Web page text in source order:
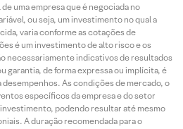
uma empresa que é negociada no
ou seja, um investimento no qual a
varia conforme as cotações de
é um investimento de alto risco e os
necessariamente indicativos de resultados
garantia, de forma expressa ou implícita, é
As condições de mercado, o
específicos da empresa e do setor
podendo resultar até mesmo
A duração recomendada para o